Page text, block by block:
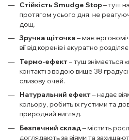
Стійкість Smudge Stop– туш
протягом усього дня, не
дощ.
Зручна щіточка – має
вії від коренів і акуратно розділяє
Термо-ефект– туш знімається
контакті з водою вище 38
слизову очей.
Натуральний ефект– надає
кольору, робить їх густими та
природний вигляд.
Безпечний склад– містить
доглядають за віями та